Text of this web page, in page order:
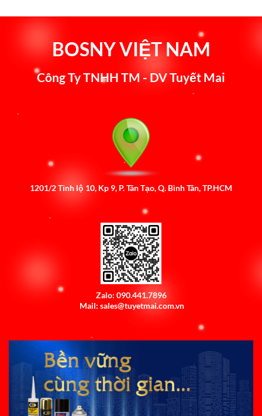
BOSNY VIỆT NAM
Công Ty TNHH TM - DV Tuyết Mai
1201/2 Tỉnh lộ 10, Kp 9, P. Tân Tạo, Q. Bình Tân, TP.HCM
Zalo: 090.441.7896
Mail: sales@tuyetmai.com.vn